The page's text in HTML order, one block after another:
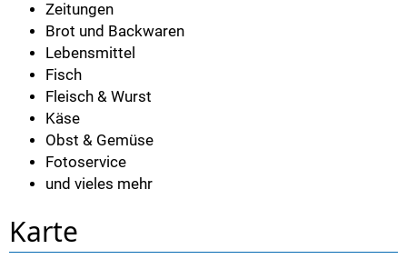
Zeitungen
Brot und Backwaren
Lebensmittel
Fisch
Fleisch & Wurst
Käse
Obst & Gemüse
Fotoservice
und vieles mehr
Karte